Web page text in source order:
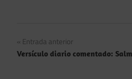
Navegación
de
Entrada anterior
Versículo diario comentado: